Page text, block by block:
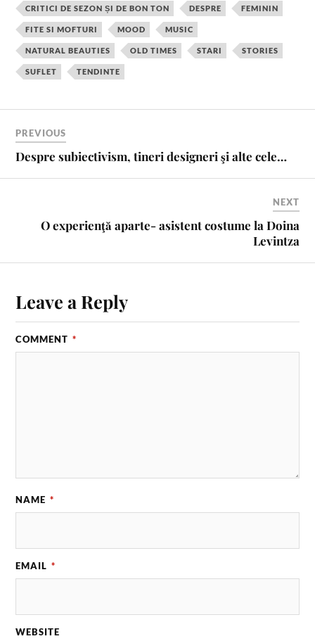
b
o
o
k
e
r
e
s
t
e
r
l
r
l
e
CRITICI DE SEZON ȘI DE BON TON DESPRE FEMININ
FITE SI MOFTURI MOOD MUSIC
NATURAL BEAUTIES OLD TIMES STARI STORIES
SUFLET TENDINTE
PREVIOUS
Despre subiectivism, tineri designeri şi alte cele…
NEXT
O experienţă aparte- asistent costume la Doina
Levintza
Leave a Reply
COMMENT *
NAME *
EMAIL *
WEBSITE